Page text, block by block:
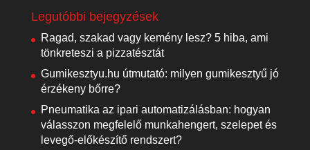
Legutóbbi bejegyzések
Ragad, szakad vagy kemény lesz? 5 hiba, ami
tönkreteszi a pizzatésztát
Gumikesztyu.hu útmutató: milyen gumikesztyű jó
érzékeny bőrre?
Pneumatika az ipari automatizálásban: hogyan
válasszon megfelelő munkahengert, szelepet és
levegő-előkészítő rendszert?